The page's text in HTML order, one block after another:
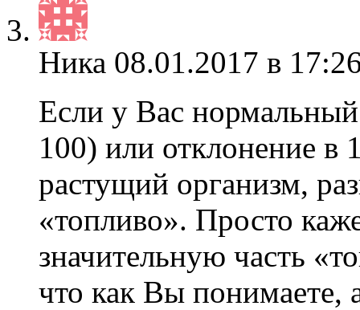
Ника 08.01.2017 в
Если у Вас
100) или отклонение в
растущий организм,
«топливо». Просто
значительную часть
что как Вы понимаете,